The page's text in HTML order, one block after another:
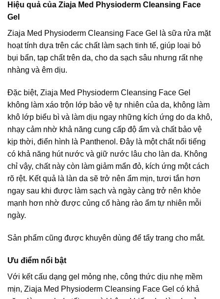
Hiệu quả của Ziaja Med Physioderm Cleansing Face
Gel
Ziaja Med Physioderm Cleansing Face Gel là sữa rửa mặt
hoạt tính dựa trên các chất làm sạch tinh tế, giúp loại bỏ
bụi bẩn, tạp chất trên da, cho da sạch sâu nhưng rất nhẹ
nhàng và êm dịu.
Đặc biệt, Ziaja Med Physioderm Cleansing Face Gel
không làm xáo trộn lớp bảo vệ tự nhiên của da, không làm
khô lớp biểu bì và làm dịu ngay những kích ứng do da khô,
nhạy cảm nhờ khả năng cung cấp độ ẩm và chất bảo vệ
kịp thời, điển hình là Panthenol. Đây là một chất nổi tiếng
có khả năng hút nước và giữ nước lâu cho làn da. Không
chỉ vậy, chất này còn làm giảm mẩn đỏ, kích ứng một cách
rõ rệt. Kết quả là làn da sẽ trở nên ẩm mịn, tươi tắn hơn
ngay sau khi được làm sạch và ngày càng trở nên khỏe
mạnh hơn nhờ được củng cố hàng rào ẩm tự nhiên mỗi
ngày.
Sản phẩm cũng được khuyên dùng để tẩy trang cho mắt.
Ưu điểm nổi bật
Với kết cấu dạng gel mỏng nhẹ, công thức dịu nhẹ mềm
mịn, Ziaja Med Physioderm Cleansing Face Gel có khả